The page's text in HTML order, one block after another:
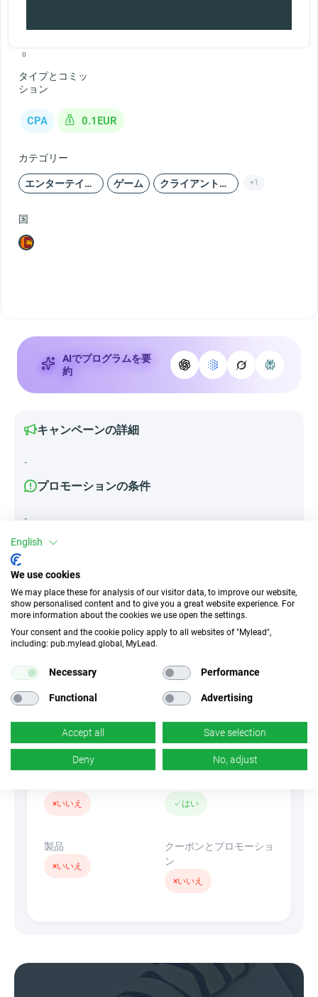
0
タイプとコミッ
ション
CPA 0.1EUR
カテゴリー
エンターテインメント ゲーム クライアントゲーム +1
国
AIでプログラムを要
約
キャンペーンの詳細
-
プロモーションの条件
-
属性
デバイス
トラフィックの種類
EPC
n/d
CR
ディープリンク
×いいえ
×いいえ ✓はい
製品
×いいえ
クーポンとプロモーショ
ン
×いいえ
English
We use cookies
We may place these for analysis of our visitor data, to improve our website,
show personalised content and to give you a great website experience. For
more information about the cookies we use open the settings.
Your consent and the cookie policy apply to all websites of "Mylead",
including: pub.mylead.global, MyLead.
Necessary Performance
Functional Advertising
Accept all Save selection
Deny No, adjust